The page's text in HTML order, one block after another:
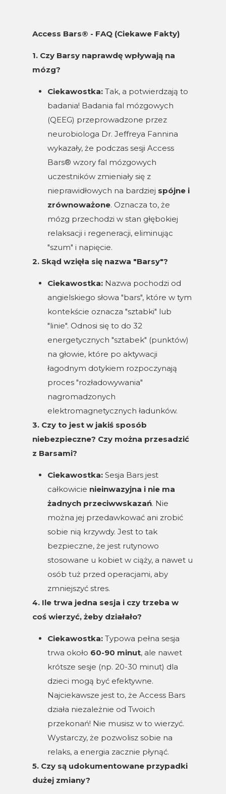
Access Bars® - FAQ (Ciekawe Fakty)
1. Czy Barsy naprawdę wpływają na
mózg?
Ciekawostka: Tak, a potwierdzają to
badania! Badania fal mózgowych
(QEEG) przeprowadzone przez
neurobiologa Dr. Jeffreya Fannina
wykazały, że podczas sesji Access
Bars® wzory fal mózgowych
uczestników zmieniały się z
nieprawidłowych na bardziej spójne i
zrównoważone. Oznacza to, że
mózg przechodzi w stan głębokiej
relaksacji i regeneracji, eliminując
"szum" i napięcie.
2. Skąd wzięła się nazwa "Barsy"?
Ciekawostka: Nazwa pochodzi od
angielskiego słowa "bars", które w tym
kontekście oznacza "sztabki" lub
"linie". Odnosi się to do 32
energetycznych "sztabek" (punktów)
na głowie, które po aktywacji
łagodnym dotykiem rozpoczynają
proces "rozładowywania"
nagromadzonych
elektromagnetycznych ładunków.
3. Czy to jest w jakiś sposób
niebezpieczne? Czy można przesadzić
z Barsami?
Ciekawostka: Sesja Bars jest
całkowicie nieinwazyjna i nie ma
żadnych przeciwwskazań. Nie
można jej przedawkować ani zrobić
sobie nią krzywdy. Jest to tak
bezpieczne, że jest rutynowo
stosowane u kobiet w ciąży, a nawet u
osób tuż przed operacjami, aby
zmniejszyć stres.
4. Ile trwa jedna sesja i czy trzeba w
coś wierzyć, żeby działało?
Ciekawostka: Typowa pełna sesja
trwa około 60-90 minut, ale nawet
krótsze sesje (np. 20-30 minut) dla
dzieci mogą być efektywne.
Najciekawsze jest to, że Access Bars
działa niezależnie od Twoich
przekonań! Nie musisz w to wierzyć.
Wystarczy, że pozwolisz sobie na
relaks, a energia zacznie płynąć.
5. Czy są udokumentowane przypadki
dużej zmiany?